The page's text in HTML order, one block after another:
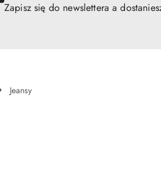
Zapisz się do newslettera a
Jeansy